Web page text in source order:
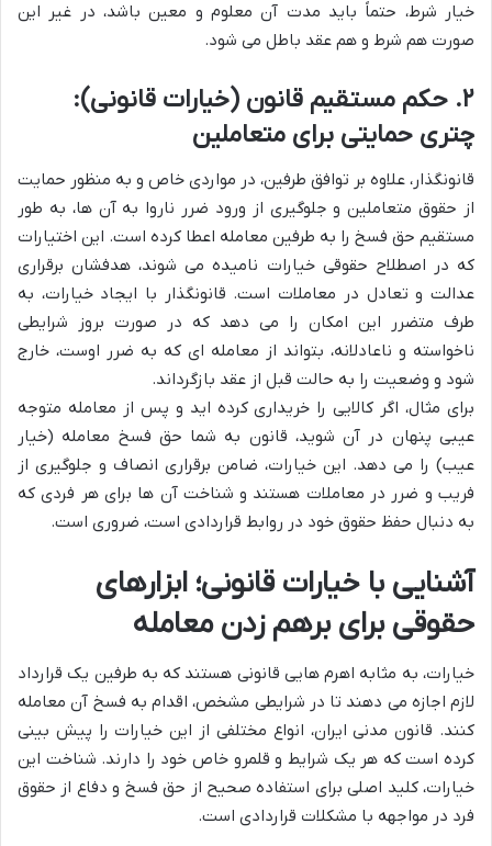
خیار شرط، حتماً باید مدت آن معلوم و معین باشد، در غیر این
صورت هم شرط و هم عقد باطل می شود.
۲. حکم مستقیم قانون (خیارات قانونی):
چتری حمایتی برای متعاملین
قانونگذار، علاوه بر توافق طرفین، در مواردی خاص و به منظور حمایت
از حقوق متعاملین و جلوگیری از ورود ضرر ناروا به آن ها، به طور
مستقیم حق فسخ را به طرفین معامله اعطا کرده است. این اختیارات
که در اصطلاح حقوقی خیارات نامیده می شوند، هدفشان برقراری
عدالت و تعادل در معاملات است. قانونگذار با ایجاد خیارات، به
طرف متضرر این امکان را می دهد که در صورت بروز شرایطی
ناخواسته و ناعادلانه، بتواند از معامله ای که به ضرر اوست، خارج
شود و وضعیت را به حالت قبل از عقد بازگرداند.
برای مثال، اگر کالایی را خریداری کرده اید و پس از معامله متوجه
عیبی پنهان در آن شوید، قانون به شما حق فسخ معامله (خیار
عیب) را می دهد. این خیارات، ضامن برقراری انصاف و جلوگیری از
فریب و ضرر در معاملات هستند و شناخت آن ها برای هر فردی که
به دنبال حفظ حقوق خود در روابط قراردادی است، ضروری است.
آشنایی با خیارات قانونی؛ ابزارهای
حقوقی برای برهم زدن معامله
خیارات، به مثابه اهرم هایی قانونی هستند که به طرفین یک قرارداد
لازم اجازه می دهند تا در شرایطی مشخص، اقدام به فسخ آن معامله
کنند. قانون مدنی ایران، انواع مختلفی از این خیارات را پیش بینی
کرده است که هر یک شرایط و قلمرو خاص خود را دارند. شناخت این
خیارات، کلید اصلی برای استفاده صحیح از حق فسخ و دفاع از حقوق
فرد در مواجهه با مشکلات قراردادی است.